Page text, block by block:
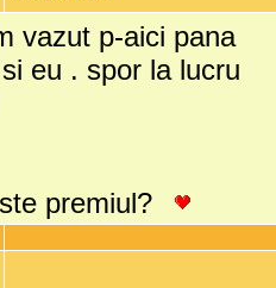
vazut p-aici pana
eu . spor la lucru
premiul?